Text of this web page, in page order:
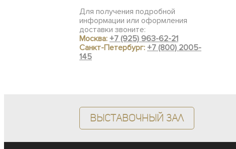
Для получения подробной
информации или оформления
доставки звоните:
Москва: +7 (925) 963-62-21
Санкт-Петербург: +7 (800) 2005-
145
Выставочный зал